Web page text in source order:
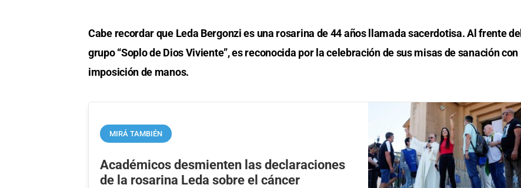
Cabe recordar que Leda Bergonzi es una rosarina de 44 años llamada sacerdotisa. Al frente del
grupo “Soplo de Dios Viviente”, es reconocida por la celebración de sus misas de sanación con
imposición de manos.
MIRÁ TAMBIÉN
Académicos desmienten las declaraciones
de la rosarina Leda sobre el cáncer